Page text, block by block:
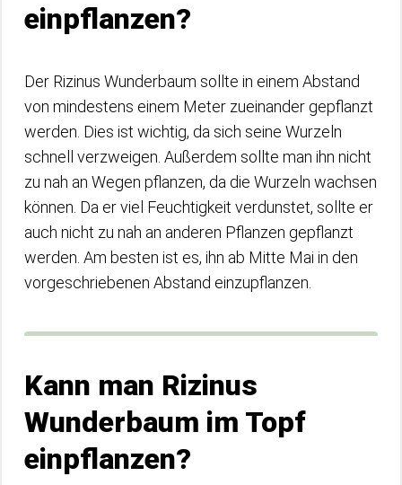
einpflanzen?
Der Rizinus Wunderbaum sollte in einem Abstand
von mindestens einem Meter zueinander gepflanzt
werden. Dies ist wichtig, da sich seine Wurzeln
schnell verzweigen. Außerdem sollte man ihn nicht
zu nah an Wegen pflanzen, da die Wurzeln wachsen
können. Da er viel Feuchtigkeit verdunstet, sollte er
auch nicht zu nah an anderen Pflanzen gepflanzt
werden. Am besten ist es, ihn ab Mitte Mai in den
vorgeschriebenen Abstand einzupflanzen.
Kann man Rizinus
Wunderbaum im Topf
einpflanzen?